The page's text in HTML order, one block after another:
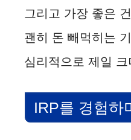
그리고 가장 좋은
괜히 돈 빼먹히는
심리적으로 제일 크
IRP를 경험하